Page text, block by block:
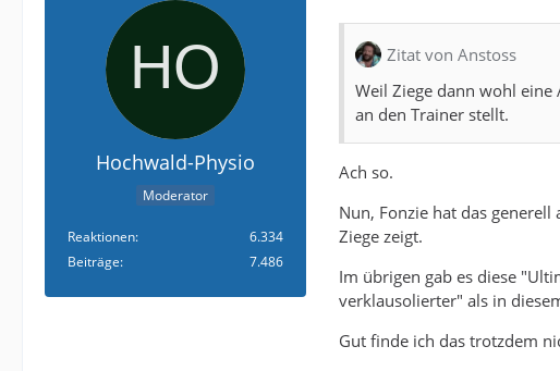
Hochwald-Physio
Moderator
Reaktionen
6.334
Beiträge
7.486
Zitat von Anstoss
Weil Ziege dann wohl
an den Trainer stellt.
Ach so.
Nun, Fonzie hat das
Ziege zeigt.
Im übrigen gab es diese
verklausolierter" als in
Gut finde ich das trotzdem